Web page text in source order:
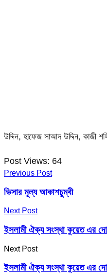
উদ্দিন, হাফেজ সাআদ উদ্দিন, কাজী
Post Views: 64
Previous Post
ভিসার মূল্য আকাশচুম্বী
Next Post
ইসলামী ঐক্য সংস্থা কুয়েত এর
Next Post
ইসলামী ঐক্য সংস্থা কুয়েত এর